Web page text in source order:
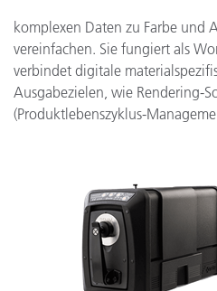
komplexen Daten zu Farbe und
vereinfachen. Sie fungiert als
verbindet digitale
Ausgabezielen, wie Rendering-
(Produktlebenszyklus-